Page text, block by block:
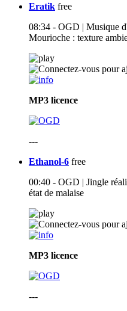
Eratik free
08:34 - OGD | Musique
Mourioche : texture
MP3 licence
---
Ethanol-6 free
00:40 - OGD | Jingle
état de malaise
MP3 licence
---